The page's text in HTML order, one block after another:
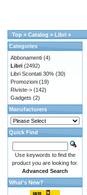
Top » Catalog » Libri »
Categories
Abbonamenti (4)
Libri (2492)
Libri Scontati 30% (30)
Promozioni (19)
Riviste-> (142)
Gadgets (2)
Manufacturers
Quick Find
Use keywords to find the
product you are looking for.
Advanced Search
What's New?